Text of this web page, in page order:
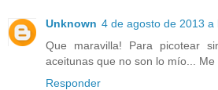
Unknown 4 de agosto de 2013 a
Que maravilla! Para picotear
aceitunas que no son lo mío...
Responder